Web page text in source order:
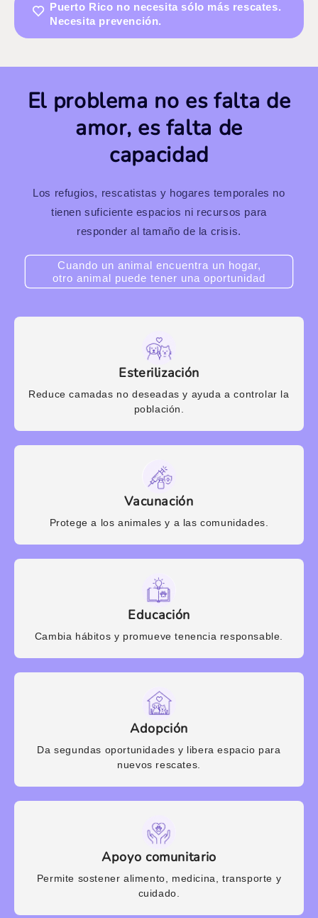
Puerto Rico no necesita sólo más rescates.
Necesita prevención.
El problema no es falta de
amor, es falta de
capacidad
Los refugios, rescatistas y hogares temporales no
tienen suficiente espacios ni recursos para
responder al tamaño de la crisis.
Cuando un animal encuentra un hogar,
otro animal puede tener una oportunidad
Esterilización
Reduce camadas no deseadas y ayuda a controlar la
población.
Vacunación
Protege a los animales y a las comunidades.
Educación
Cambia hábitos y promueve tenencia responsable.
Adopción
Da segundas oportunidades y libera espacio para
nuevos rescates.
Apoyo comunitario
Permite sostener alimento, medicina, transporte y
cuidado.